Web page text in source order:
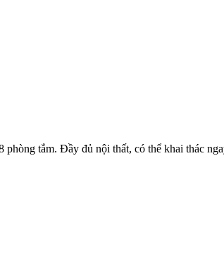
tắm. Đầy đủ nội thất, có thể khai thác